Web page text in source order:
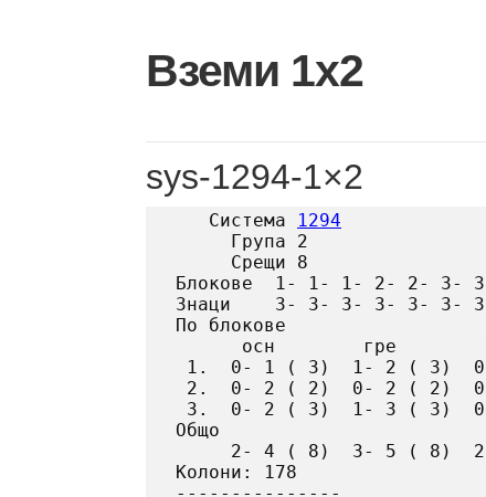
content
Вземи 1х2
sys-1294-1×2
   Система
1294
     Група 2
     Срещи 8
Блокове  1- 1- 1- 2- 2- 3-
Знаци    3- 3- 3- 3- 3- 3-
По блокове
осн        гре
1.  0- 1 ( 3)  1- 2 ( 3)
2.  0- 2 ( 2)  0- 2 ( 2)
3.  0- 2 ( 3)  1- 3 ( 3)
Общо
2- 4 ( 8)  3- 5 ( 8)
Колони: 178